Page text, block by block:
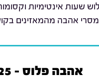
שעות אינטימיות
אהבה מהמאזינים
אהבה פלוס - 12.05.25